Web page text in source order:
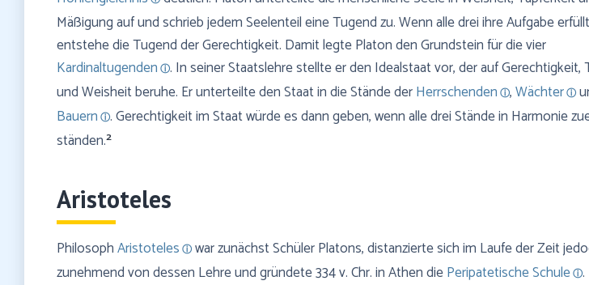
Mäßigung auf und schrieb jedem Seelenteil eine Tugend zu. Wenn alle drei ihre Aufgabe
entstehe die Tugend der Gerechtigkeit. Damit legte Platon den Grundstein für die vier
Kardinaltugenden . In seiner Staatslehre stellte er den Idealstaat vor, der auf Gerechtigkeit,
und Weisheit beruhe. Er unterteilte den Staat in die Stände derHerrschenden ,Wächter
Bauern . Gerechtigkeit im Staat würde es dann geben, wenn alle drei Stände in Harmonie
ständen.2
Aristoteles
PhilosophAristoteles
war zunächst Schüler Platons, distanzierte sich im Laufe der Zeit
zunehmend von dessen Lehre und gründete 334 v. Chr. in Athen diePeripatetische Schule .